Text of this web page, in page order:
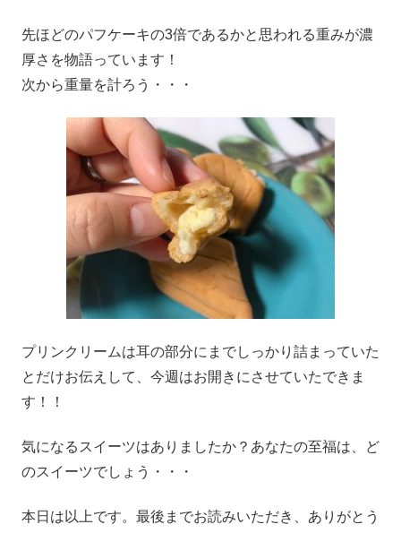
先ほどのパフケーキの3倍であるかと思われる重みが濃
厚さを物語っています！
次から重量を計ろう・・・
プリンクリームは耳の部分にまでしっかり詰まっていた
とだけお伝えして、今週はお開きにさせていたできま
す！！
気になるスイーツはありましたか？あなたの至福は、ど
のスイーツでしょう・・・
本日は以上です。最後までお読みいただき、ありがとう